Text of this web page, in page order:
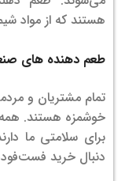
هستند که از مواد
طعم دهنده های
تمام مشتریان و
خوشمزه هستند.
برای سلامتی ما
دنبال خرید